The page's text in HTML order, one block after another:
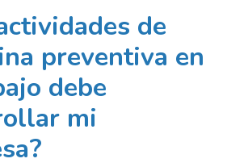
de
preventiva en
debe
mi